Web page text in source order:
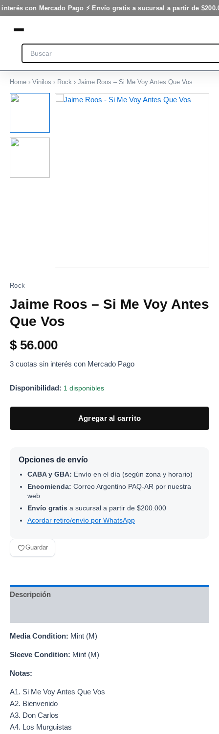
con Mercado Pago ⚡ Envío gratis a sucursal a partir de
Ir
al
contenido
Search
Home › Vinilos › Rock › Jaime Roos – Si Me Voy Antes Que Vos
Rock
Jaime Roos – Si Me Voy Antes
Que Vos
$ 56.000
3 cuotas sin interés con Mercado Pago
Disponibilidad: 1 disponibles
Jaime
Me
Voy
Vos
Agregar al carrito
Opciones de envío
CABA y GBA: Envío en el día (según zona y horario)
Encomienda: Correo Argentino PAQ-AR por nuestra
web
Envío gratis a sucursal a partir de $200.000
Acordar retiro/envío por WhatsApp
Guardar
Descripción
Media Condition: Mint (M)
Sleeve Condition: Mint (M)
Notas:
A1. Si Me Voy Antes Que Vos
A2. Bienvenido
A3. Don Carlos
A4. Los Murguistas
Me
Voy
Que
cantidad